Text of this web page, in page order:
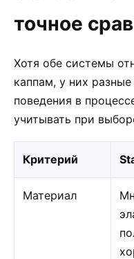
точное
Хотя обе системы
каппам, у них
поведения в
учитывать при
Критерий
Материал